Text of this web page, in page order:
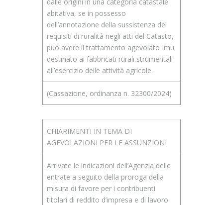
abitativa, se in possesso
dell’annotazione della sussistenza dei
requisiti di ruralità negli atti del Catasto,
può avere il trattamento agevolato Imu
destinato ai fabbricati rurali strumentali
all’esercizio delle attività agricole.
(Cassazione, ordinanza n. 32300/2024)
CHIARIMENTI IN TEMA DI
AGEVOLAZIONI PER LE ASSUNZIONI
Arrivate le indicazioni dell’Agenzia delle
entrate a seguito della proroga della
misura di favore per i contribuenti
titolari di reddito d’impresa e di lavoro